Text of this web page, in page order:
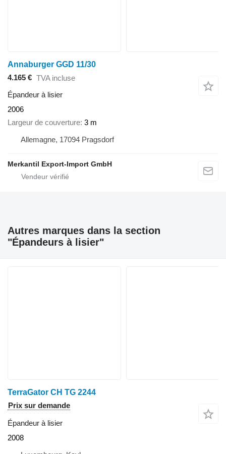
Annaburger GGD 11/30
4.165 € TVA incluse
Épandeur à lisier
2006
Largeur de couverture 3 m
Allemagne, 17094 Pragsdorf
Merkantil Export-Import GmbH
Autres marques dans la section
"Épandeurs à lisier"
TerraGator CH TG 2244
Prix sur demande
Épandeur à lisier
2008